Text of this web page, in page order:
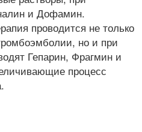
и Дофамин.
проводится не только
но и при
Гепарин, Фрагмин и
процесс